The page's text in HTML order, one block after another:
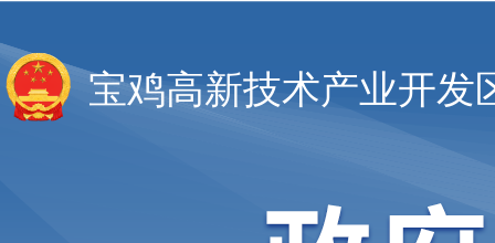
宝鸡高新技术产业开发